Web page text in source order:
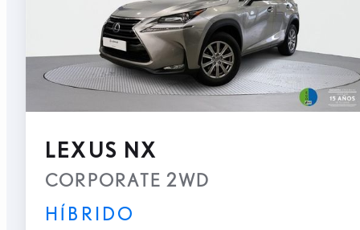
LEXUS NX
CORPORATE 2WD
HÍBRIDO